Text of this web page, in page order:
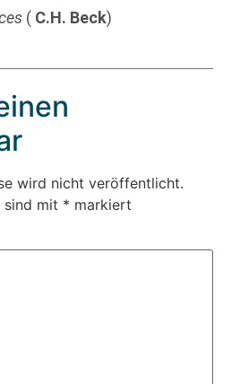
( C.H. Beck)
wird nicht veröffentlicht.
sind mit * markiert